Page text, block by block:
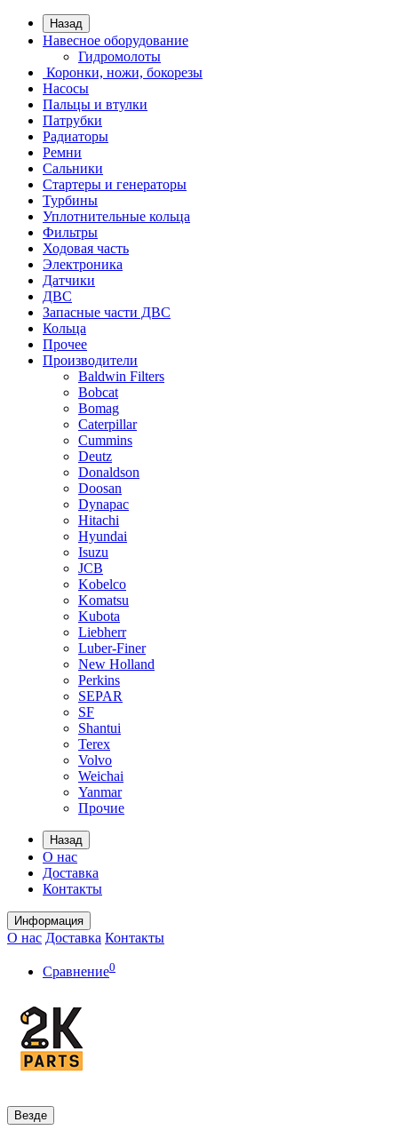
Назад
Навесное оборудование
Гидромолоты
Коронки, ножи, бокорезы
Насосы
Пальцы и втулки
Патрубки
Радиаторы
Ремни
Сальники
Стартеры и генераторы
Турбины
Уплотнительные кольца
Фильтры
Ходовая часть
Электроника
Датчики
ДВС
Запасные части ДВС
Кольца
Прочее
Производители
Baldwin Filters
Bobcat
Bomag
Caterpillar
Cummins
Deutz
Donaldson
Doosan
Dynapac
Hitachi
Hyundai
Isuzu
JCB
Kobelco
Komatsu
Kubota
Liebherr
Luber-Finer
New Holland
Perkins
SEPAR
SF
Shantui
Terex
Volvo
Weichai
Yanmar
Прочие
Назад
О нас
Доставка
Контакты
Информация
О нас Доставка Контакты
Сравнение0
Везде